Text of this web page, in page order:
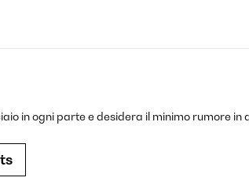
in ogni parte e desidera il minimo rumore in